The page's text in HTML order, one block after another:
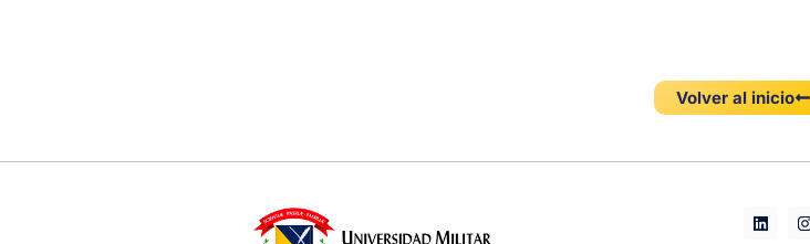
Volver al inicio